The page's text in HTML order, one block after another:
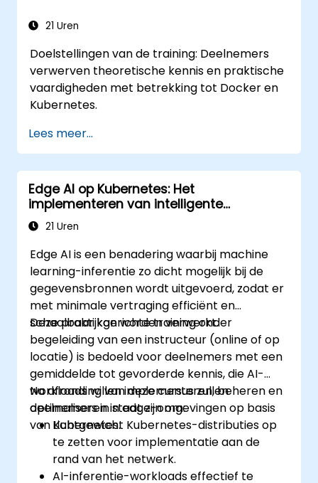
implementeren en beheren.
schalen en monitoren.
21 Uren
Doelstellingen van de training: Deelnemers
verwerven theoretische kennis en praktische
vaardigheden met betrekking tot Docker en
Kubernetes.
Lees meer...
Edge AI op Kubernetes: Het
implementeren van intelligente
toepassingen aan de rand van het
netwerk
21 Uren
Edge AI is een benadering waarbij machine
learning-inferentie zo dicht mogelijk bij de
gegevensbronnen wordt uitgevoerd, zodat er
met minimale vertraging efficiënt en
schaalbaar kan worden verwerkt.
Deze praktijkgerichte training onder
begeleiding van een instructeur (online of op
locatie) is bedoeld voor deelnemers met een
gemiddelde tot gevorderde kennis, die AI-
workloads willen implementeren, beheren en
optimaliseren in edge-omgevingen op basis
van Kubernetes.
Na afronding van deze cursus zullen
deelnemers in staat zijn om:
Lichtgewicht Kubernetes-distributies op
te zetten voor implementatie aan de
rand van het netwerk.
AI-inferentie-workloads effectief te